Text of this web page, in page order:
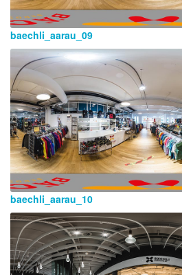
baechli_aarau_09
baechli_aarau_10